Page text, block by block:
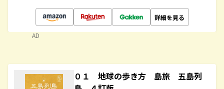
詳細を見る
AD
０１ 地球の歩き方 島旅 五島列